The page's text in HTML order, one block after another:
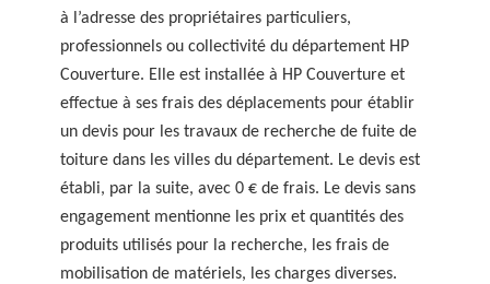
à l’adresse des propriétaires particuliers,
professionnels ou collectivité du département HP
Couverture. Elle est installée à HP Couverture et
effectue à ses frais des déplacements pour établir
un devis pour les travaux de recherche de fuite de
toiture dans les villes du département. Le devis est
établi, par la suite, avec 0 € de frais. Le devis sans
engagement mentionne les prix et quantités des
produits utilisés pour la recherche, les frais de
mobilisation de matériels, les charges diverses.